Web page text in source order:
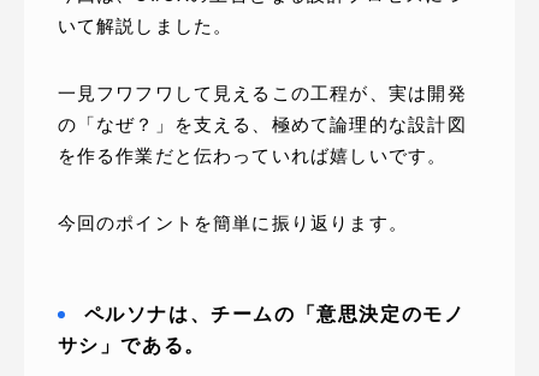
いて解説しました。
一見フワフワして見えるこの工程が、実は開発
の「なぜ？」を支える、極めて論理的な設計図
を作る作業だと伝わっていれば嬉しいです。
今回のポイントを簡単に振り返ります。
ペルソナは、チームの「意思決定のモノ
サシ」である。